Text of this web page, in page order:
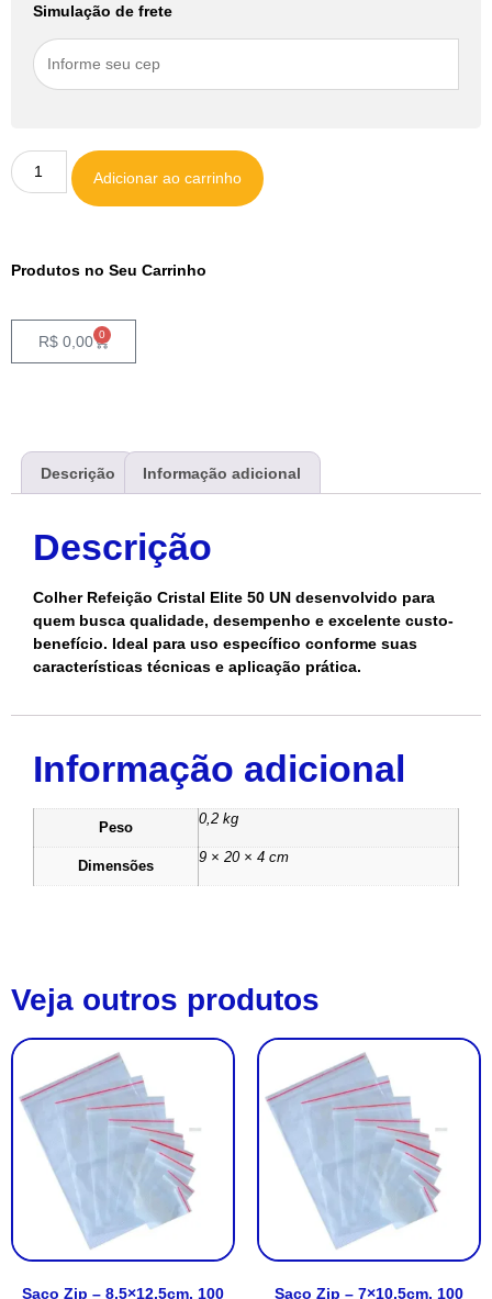
Simulação de frete
Adicionar ao carrinho
Produtos no Seu Carrinho
R$ 0,00 0
Descrição Informação adicional
Descrição
Colher Refeição Cristal Elite 50 UN desenvolvido para
quem busca qualidade, desempenho e excelente custo-
benefício. Ideal para uso específico conforme suas
características técnicas e aplicação prática.
Informação adicional
Peso
0,2 kg
Dimensões
9 × 20 × 4 cm
Veja outros produtos
Saco Zip – 8.5×12,5cm, 100
Saco Zip – 7×10,5cm, 100